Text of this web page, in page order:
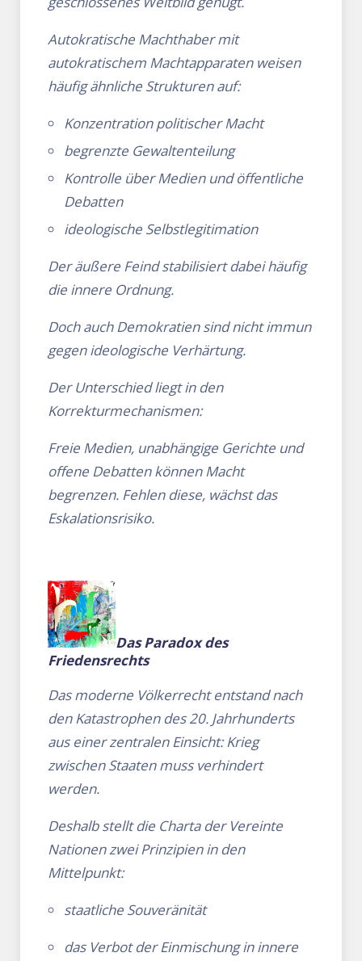
Autokratische Machthaber mit
autokratischem Machtapparaten weisen
häufig ähnliche Strukturen auf:
Konzentration politischer Macht
begrenzte Gewaltenteilung
Kontrolle über Medien und öffentliche
Debatten
ideologische Selbstlegitimation
Der äußere Feind stabilisiert dabei häufig
die innere Ordnung.
Doch auch Demokratien sind nicht immun
gegen ideologische Verhärtung.
Der Unterschied liegt in den
Korrekturmechanismen:
Freie Medien, unabhängige Gerichte und
offene Debatten können Macht
begrenzen. Fehlen diese, wächst das
Eskalationsrisiko.
Das Paradox des
Friedensrechts
Das moderne Völkerrecht entstand nach
den Katastrophen des 20. Jahrhunderts
aus einer zentralen Einsicht: Krieg
zwischen Staaten muss verhindert
werden.
Deshalb stellt die Charta der Vereinte
Nationenzwei Prinzipien in den
Mittelpunkt:
staatliche Souveränität
das Verbot der Einmischung in innere